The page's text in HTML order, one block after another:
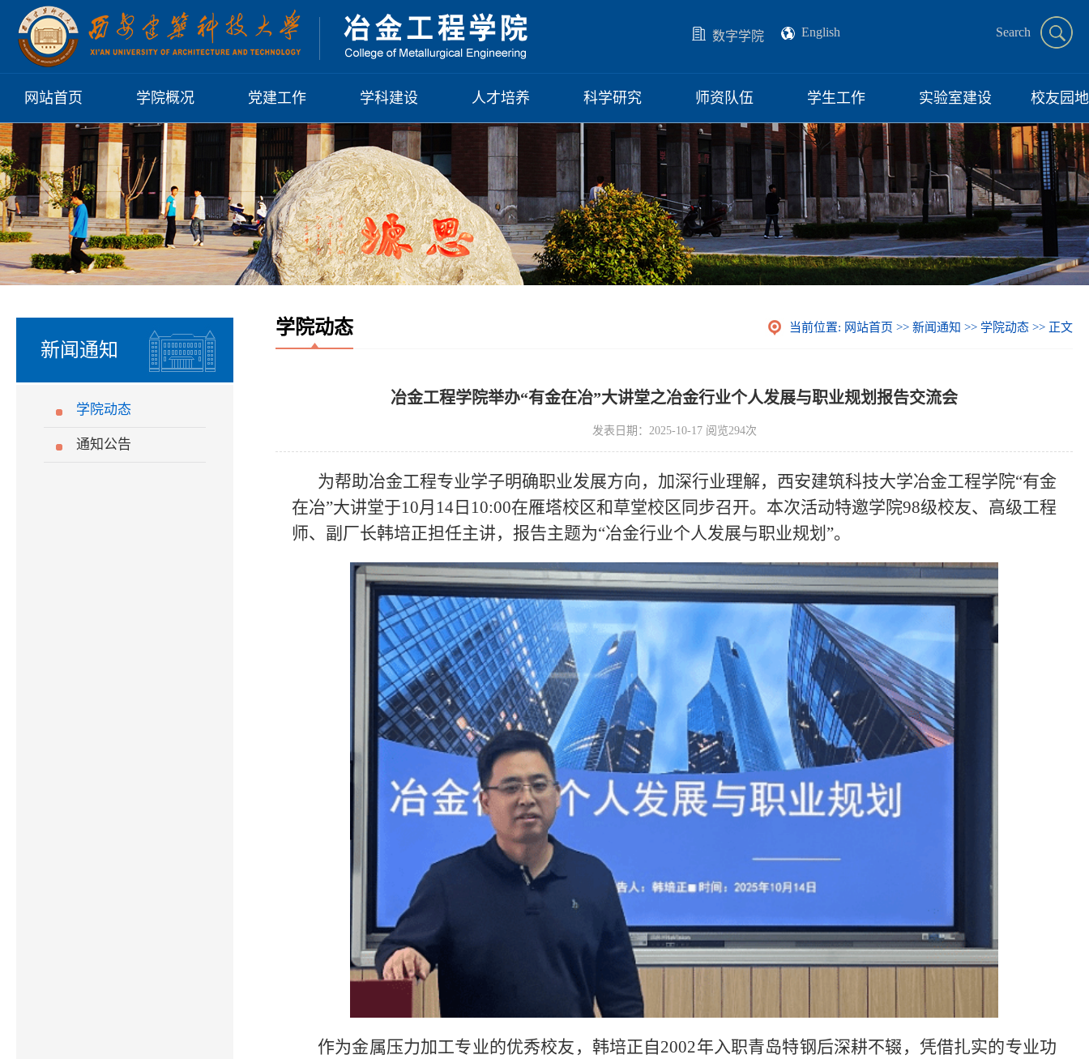
数字学院 English Search
网站首页 学院概况
学院介绍
历任领导
现任领导
组织架构
党组织机构
院系机构
学术机构
党建工作
党建工作概况
基层组织
规章制度
学习园地
习近平总书记
系列讲话
日常理论学习
党群动态
学科建设
学科简介
博士后流动站
学位点
硕士点
博士点
人才培养
本科生教育 专业介绍
培养方案
教学动态
研究生教育 通知公告
导师风采
培养方案
双创教育
基地建设
科学研究
科研动态
科研成果
科研平台
科研团队
学术交流
师资队伍
师资概况
队伍建设
荣誉获奖
教师主页
学生工作
学工概况
团学工作
奖贷助学
学工动态
实验室建设
实验室介绍
设备介绍
开放实验
预约设备
校友园地
校友名录
岁月留痕
校友活动
新闻通知
学院动态 当前位置: 网站首页 >> 新闻通知 >> 学院动态 >> 正文
学院动态
通知公告
冶金工程学院举办“有金在冶”大讲堂之冶金行业个人发展与职业规划报告交流会
发表日期：2025-10-17 阅览294次
为帮助冶金工程专业学子明确职业发展方向，加深行业理解，西安建筑科技大学冶金工程学院“有金
在冶”大讲堂于10月14日10:00在雁塔校区和草堂校区同步召开。本次活动特邀学院98级校友、高级工程
师、副厂长韩培正担任主讲，报告主题为“冶金行业个人发展与职业规划”。
作为金属压力加工专业的优秀校友，韩培正自2002年入职青岛特钢后深耕不辍，凭借扎实的专业功